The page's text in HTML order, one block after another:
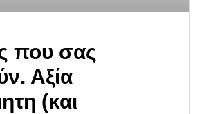
που σας
Αξία
(και